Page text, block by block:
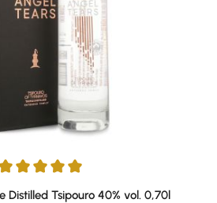
von 5 von 5 Sternen
Distilled Tsipouro 40% vol. 0,70l